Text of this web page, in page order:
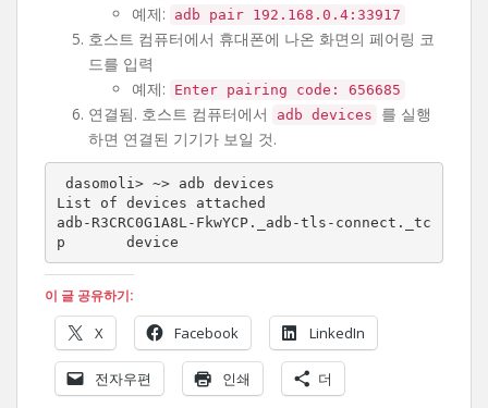
예제:
adb pair 192.168.0.4:33917
호스트 컴퓨터에서 휴대폰에 나온 화면의 페어링 코
드를 입력
예제:
Enter pairing code: 656685
연결됨. 호스트 컴퓨터에서 adb devices
를 실행
하면 연결된 기기가 보일 것.
List of devices attached
adb-R3CRC0G1A8L-FkwYCP._adb-tls-connect._tc
p	device
이 글 공유하기:
X Facebook LinkedIn
전자우편 인쇄 더